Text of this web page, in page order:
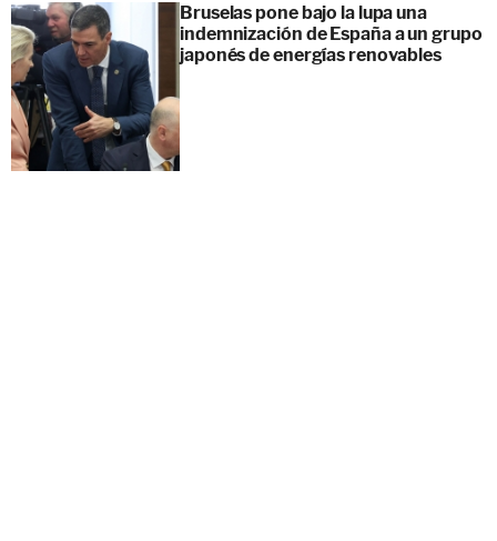
Bruselas pone bajo la lupa una
indemnización de España a un grupo
japonés de energías renovables